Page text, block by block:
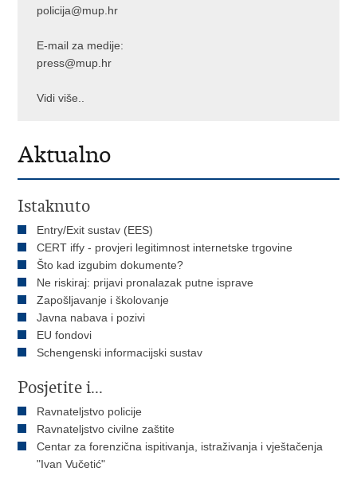
policija@mup.hr
E-mail za medije:
press@mup.hr
Vidi više..
Aktualno
Istaknuto
Entry/Exit sustav (EES)
CERT iffy - provjeri legitimnost internetske trgovine
Što kad izgubim dokumente?
Ne riskiraj: prijavi pronalazak putne isprave
Zapošljavanje i školovanje
Javna nabava i pozivi
EU fondovi
Schengenski informacijski sustav
Posjetite i...
Ravnateljstvo policije
Ravnateljstvo civilne zaštite
Centar za forenzična ispitivanja, istraživanja i vještačenja
"Ivan Vučetić"